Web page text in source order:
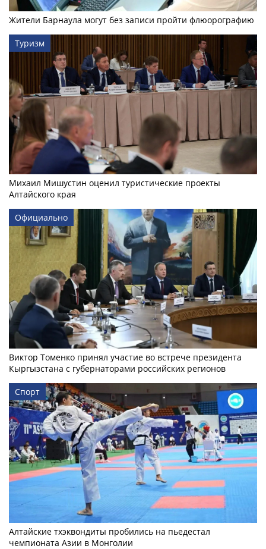
Жители Барнаула могут без записи пройти флюорографию
Туризм
Михаил Мишустин оценил туристические проекты
Алтайского края
Официально
Виктор Томенко принял участие во встрече президента
Кыргызстана с губернаторами российских регионов
Спорт
Алтайские тхэквондиты пробились на пьедестал
чемпионата Азии в Монголии